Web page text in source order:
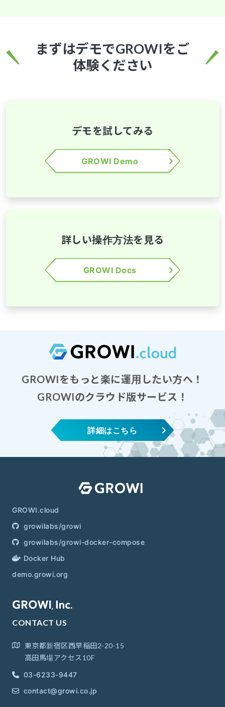
まずはデモでGROWIをご
体験ください
デモを試してみる
GROWI Demo
詳しい操作方法を見る
GROWI Docs
GROWIをもっと楽に運用したい方へ！
GROWIのクラウド版サービス！
詳細はこちら
GROWI.cloud
growilabs/growi
growilabs/growi-docker-compose
Docker Hub
demo.growi.org
CONTACT US
東京都新宿区西早稲田2-20-15
高田馬場アクセス10F
03-6233-9447
contact@growi.co.jp